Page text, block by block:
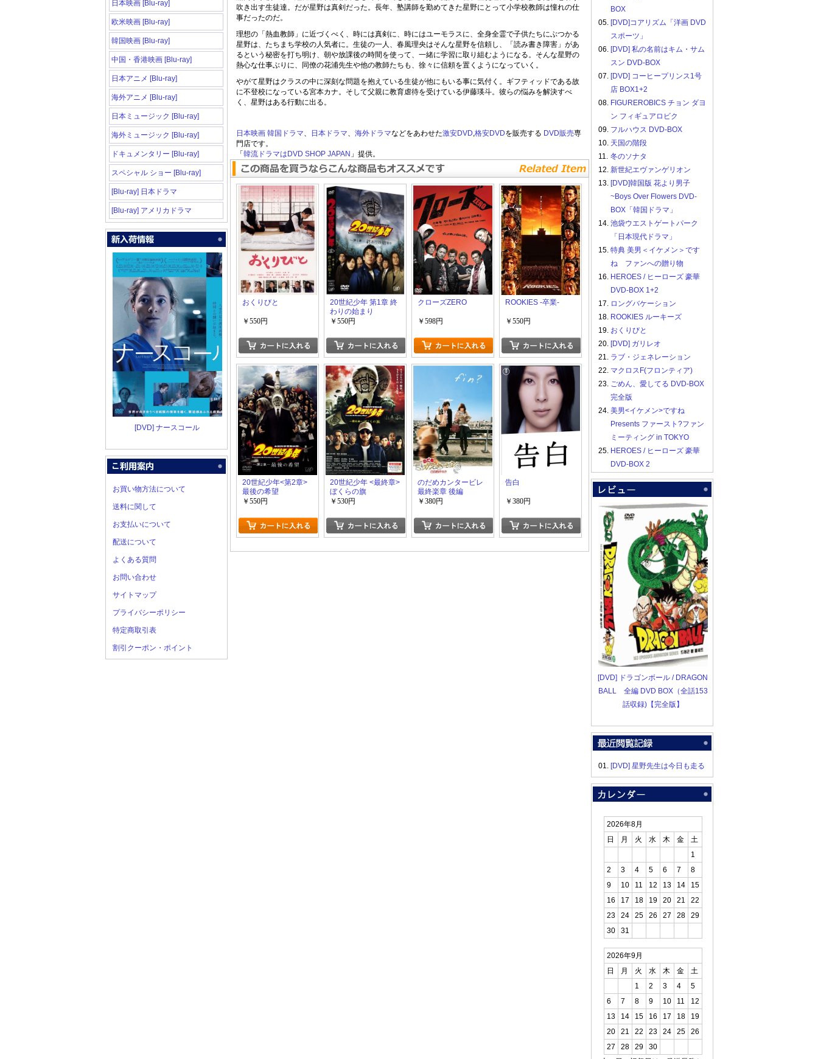
日本映画 [Blu-ray]
欧米映画 [Blu-ray]
韓国映画 [Blu-ray]
中国・香港映画 [Blu-ray]
日本アニメ [Blu-ray]
海外アニメ [Blu-ray]
日本ミュージック [Blu-ray]
海外ミュージック [Blu-ray]
ドキュメンタリー [Blu-ray]
スペシャル ショー [Blu-ray]
[Blu-ray] 日本ドラマ
[Blu-ray] アメリカドラマ
[DVD] ナースコール
お買い物方法について
送料に関して
お支払いについて
配送について
よくある質問
お問い合わせ
サイトマップ
プライバシーポリシー
特定商取引表
割引クーポン・ポイント
吹き出す生徒達。だが星野は真剣だった。長年、塾講師を勤めてきた星野にとって小学校教師は憧れの仕
事だったのだ。
理想の「熱血教師」に近づくべく、時には真剣に、時にはユーモラスに、全身全霊で子供たちにぶつかる
星野は、たちまち学校の人気者に。生徒の一人、春風理央はそんな星野を信頼し、「読み書き障害」があ
るという秘密を打ち明け、朝や放課後の時間を使って、一緒に学習に取り組むようになる。そんな星野の
熱心な仕事ぶりに、同僚の花浦先生や他の教師たちも、徐々に信頼を置くようになっていく。
やがて星野はクラスの中に深刻な問題を抱えている生徒が他にもいる事に気付く。ギフティッドである故
に不登校になっている宮本カナ。そして父親に教育虐待を受けている伊藤瑛斗。彼らの悩みを解決すべ
く、星野はある行動に出る。
日本映画 韓国ドラマ、 日本ドラマ、 海外ドラマなどをあわせた激安DVD,格安DVDを販売する DVD販売専
門店です。
「 韓流ドラマはDVD SHOP JAPAN 」提供。
おくりびと
￥550円
20世紀少年 第1章 終
わりの始まり
￥550円
クローズZERO
￥598円
ROOKIES -卒業-
￥550円
20世紀少年<第2章>
最後の希望
￥550円
20世紀少年 <最終章>
ぼくらの旗
￥530円
のだめカンタービレ
最終楽章 後編
￥380円
告白
￥380円
BOX
05. [DVD]コアリズム「洋画 DVD
スポーツ」
06. [DVD] 私の名前はキム・サム
スン DVD-BOX
07. [DVD] コーヒープリンス1号
店 BOX1+2
08. FIGUREROBICS チョン ダヨ
ン フィギュアロビク
09. フルハウス DVD-BOX
10. 天国の階段
11. 冬のソナタ
12. 新世紀エヴァンゲリオン
13. [DVD]韓国版 花より男子
~Boys Over Flowers DVD-
BOX「韓国ドラマ」
14. 池袋ウエストゲートパーク
「日本現代ドラマ」
15. 特典 美男＜イケメン＞です
ね ファンへの贈り物
16. HEROES / ヒーローズ 豪華
DVD-BOX 1+2
17. ロングバケーション
18. ROOKIES ルーキーズ
19. おくりびと
20. [DVD] ガリレオ
21. ラブ・ジェネレーション
22. マクロスF(フロンティア)
23. ごめん、愛してる DVD-BOX
完全版
24. 美男<イケメン>ですね
Presents ファースト?ファン
ミーティング in TOKYO
25. HEROES / ヒーローズ 豪華
DVD-BOX 2
[DVD] ドラゴンボール / DRAGON
BALL 全編 DVD BOX（全話153
話収録)【完全版】
01. [DVD] 星野先生は今日も走る
2026年8月
日
月 火 水 木 金
土
1
2
3 4 5 6 7
8
9
10 11 12 13 14
15
16
17 18 19 20 21
22
23
24 25 26 27 28
29
30
31
2026年9月
日
月 火 水 木 金
土
1
2 3 4
5
6
7 8 9 10 11
12
13
14 15 16 17 18
19
20
21 22 23 24 25
26
27
28 29
30